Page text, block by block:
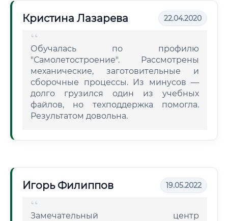
Кристина Лазарева 22.04.2020
Обучалась по профилю
"Самолетостроение". Рассмотрены
механические, заготовительные и
сборочные процессы. Из минусов —
долго грузился один из учебных
файлов, но техподдержка помогла.
Результатом довольна.
Игорь Филиппов 19.05.2022
Замечательный центр